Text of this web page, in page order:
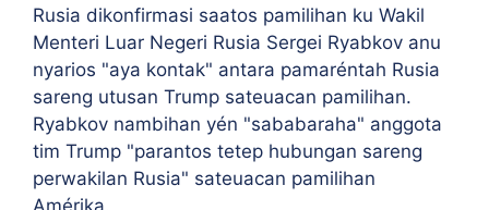
Rusia dikonfirmasi saatos pamilihan ku Wakil
Menteri Luar Negeri Rusia Sergei Ryabkov anu
nyarios "aya kontak" antara pamaréntah Rusia
sareng utusan Trump sateuacan pamilihan.
Ryabkov nambihan yén "sababaraha" anggota
tim Trump "parantos tetep hubungan sareng
perwakilan Rusia" sateuacan pamilihan
Amérika.